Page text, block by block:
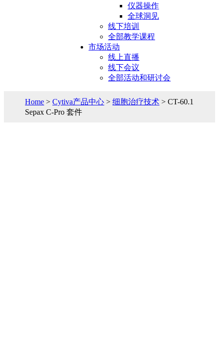
仪器操作
全球洞见
线下培训
全部教学课程
市场活动
线上直播
线下会议
全部活动和研讨会
Home >Cytiva产品中心 >细胞治疗技术 > CT-60.1
Sepax C-Pro 套件